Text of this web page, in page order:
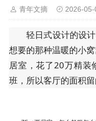
青年文摘 2026-05-
轻日式设计的设
想要的那种温暖的小
居室，花了20万精装
班，所以客厅的面积留